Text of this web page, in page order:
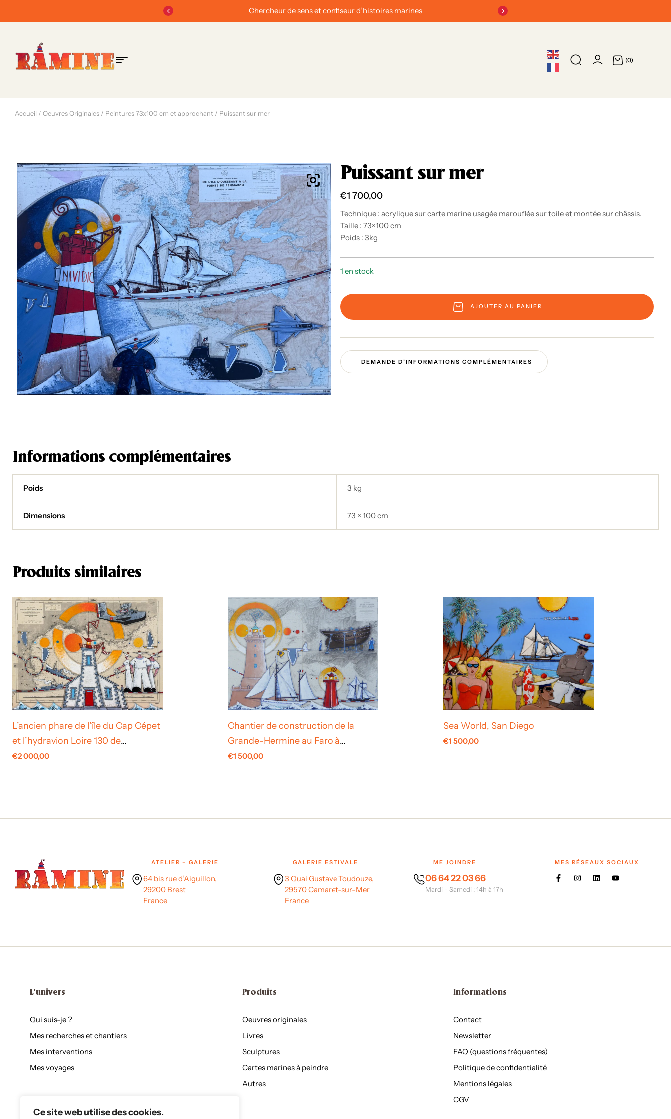
Ce site web utilise des cookies.
Chercheur de sens et confiseur d’histoires marines
(0)
Accueil / Oeuvres Originales / Peintures 73x100 cm et approchant / Puissant sur mer
Puissant sur mer
€1 700,00
Technique : acrylique sur carte marine usagée marouflée sur toile et montée sur châssis.
Taille : 73×100 cm
Poids : 3kg
1 en stock
AJOUTER AU PANIER
DEMANDE D’INFORMATIONS COMPLÉMENTAIRES
Informations complémentaires
Poids 3 kg
Dimensions 73 × 100 cm
Produits similaires
L’ancien phare de l’île du Cap Cépet
et l’hydravion Loire 130 de
l’Aéronavale
€2 000,00
Chantier de construction de la
Grande-Hermine au Faro à
Marseille
€1 500,00
Sea World, San Diego
€1 500,00
ATELIER – GALERIE
64 bis rue d’Aiguillon,
29200 Brest
France
GALERIE ESTIVALE
3 Quai Gustave Toudouze,
29570 Camaret-sur-Mer
France
ME JOINDRE
06 64 22 03 66
Mardi - Samedi : 14h à 17h
MES RÉSEAUX SOCIAUX
L'univers
Qui suis-je ?
Mes recherches et chantiers
Mes interventions
Mes voyages
Produits
Oeuvres originales
Livres
Sculptures
Cartes marines à peindre
Autres
Informations
Contact
Newsletter
FAQ (questions fréquentes)
Politique de confidentialité
Mentions légales
CGV